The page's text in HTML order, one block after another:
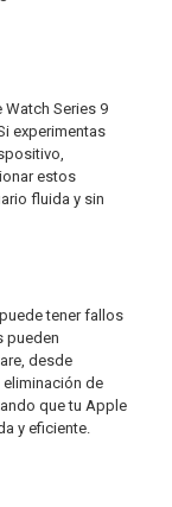
Series 9
experimentas
estos
fluida y sin
tener fallos
pueden
desde
de
que tu Apple
y eficiente.